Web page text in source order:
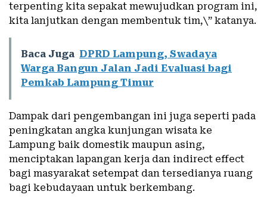
terpenting kita sepakat mewujudkan program ini,
kita lanjutkan dengan membentuk tim,\” katanya.
Baca Juga DPRD Lampung, Swadaya
Warga Bangun Jalan Jadi Evaluasi bagi
Pemkab Lampung Timur
Dampak dari pengembangan ini juga seperti pada
peningkatan angka kunjungan wisata ke
Lampung baik domestik maupun asing,
menciptakan lapangan kerja dan indirect effect
bagi masyarakat setempat dan tersedianya ruang
bagi kebudayaan untuk berkembang.